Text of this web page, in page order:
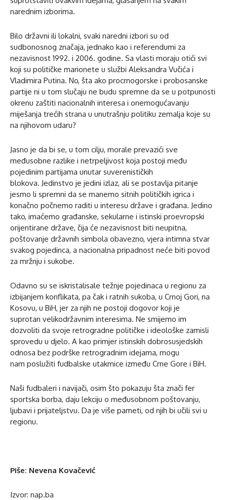
narednim izborima.
Bilo državni ili lokalni, svaki naredni izbori su od
sudbonosnog značaja, jednako kao i referendumi za
nezavisnost 1992. i 2006. godine. Sa vlasti moraju otići svi
koji su političke marionete u službi Aleksandra Vučića i
Vladimira Putina. No, šta ako procrnogorske i probosanske
partije ni u tom slučaju ne budu spremne da se u potpunosti
okrenu zaštiti nacionalnih interesa i onemogućavanju
miješanja trećih strana u unutrašnju politiku zemalja koje su
na njihovom udaru?
Jasno je da bi se, u tom cilju, morale prevazići sve
međusobne razlike i netrpeljivost koja postoji među
pojedinim partijama unutar suverenističkih
blokova. Jedinstvo je jedini izlaz, ali se postavlja pitanje
jesmo li spremni da se manemo sitnih političkih igrica i
konačno počnemo raditi u interesu države i građana. Jedino
tako, imaćemo građanske, sekularne i istinski proevropski
orijentirane države, čija će nezavisnost biti neupitna,
poštovanje državnih simbola obavezno, vjera intimna stvar
svakog pojedinca, a nacionalna pripadnost neće biti povod
za mržnju i sukobe.
Odavno su se iskristalisale težnje pojedinaca u regionu za
izbijanjem konflikata, pa čak i ratnih sukoba, u Crnoj Gori, na
Kosovu, u BiH, jer za njih ne postoji dogovor koji je
suprotan velikodržavnim interesima. Ne smijemo im
dozvoliti da svoje retrogradne političke i ideološke zamisli
sprovedu u djelo. A kao primjer istinskih dobrosusjedskih
odnosa bez podrške retrogradnim idejama, mogu
nam poslužiti fudbalske utakmice između Crne Gore i BiH.
Naši fudbaleri i navijači, osim što pokazuju šta znači fer
sportska borba, daju lekciju o međusobnom poštovanju,
ljubavi i prijateljstvu. Da je više pameti, od njih bi učili svi u
regionu.
Piše: Nevena Kovačević
Izvor: nap.ba